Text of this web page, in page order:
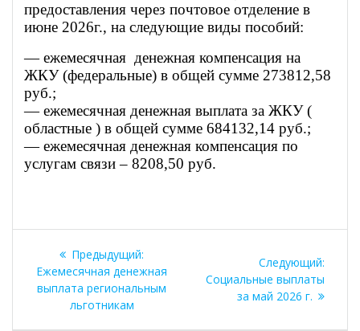
предоставления через почтовое отделение в
июне 2026г., на следующие виды пособий:
— ежемесячная денежная компенсация на
ЖКУ (федеральные) в общей сумме 273812,58
руб.;
— ежемесячная денежная выплата за ЖКУ (
областные ) в общей сумме 684132,14 руб.;
— ежемесячная денежная компенсация по
услугам связи – 8208,50 руб.
Навигация
по
записям
Предыдущий:
запись:
Ежемесячная денежная
выплата региональным
льготникам
Следующий:
Социальные выплаты
за май 2026 г.